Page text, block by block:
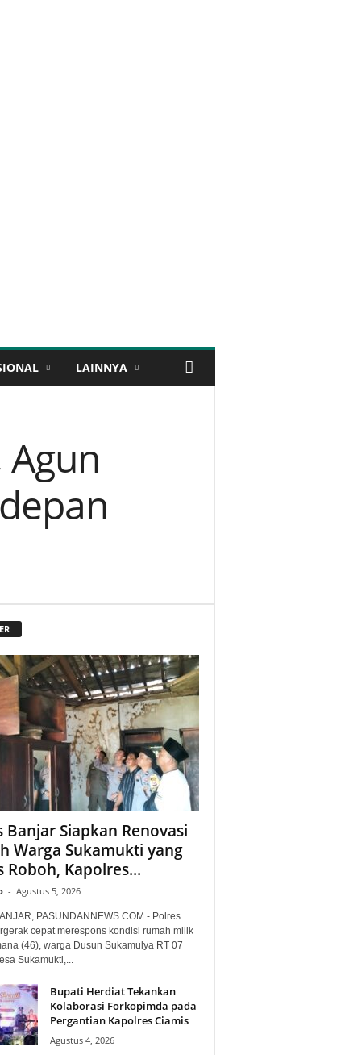
LAINNYA
Agun
Banjar Siapkan Renovasi
Warga Sukamukti yang
Roboh, Kapolres...
- Agustus 5, 2026
PASUNDANNEWS.COM - Polres
cepat merespons kondisi rumah milik
(46), warga Dusun Sukamulya RT 07
Sukamukti,...
Bupati Herdiat Tekankan
Kolaborasi Forkopimda pada
Pergantian Kapolres Ciamis
Agustus 4, 2026